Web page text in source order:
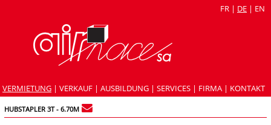
FR | DE | EN
VERMIETUNG | VERKAUF | AUSBILDUNG | SERVICES | FIRMA | KONTAKT
HUBSTAPLER 3T - 6.70M